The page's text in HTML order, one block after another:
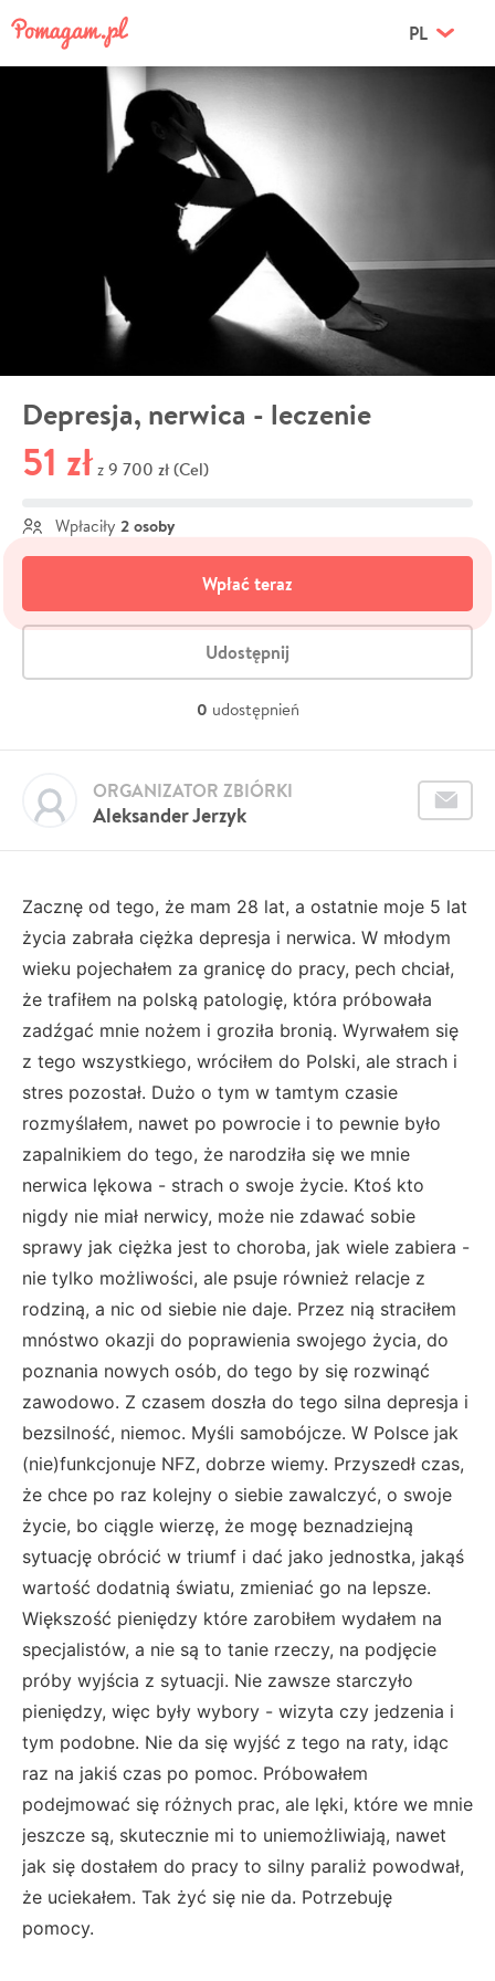
PL
Depresja, nerwica - leczenie
51 zł z 9 700 zł (Cel)
Wpłaciły 2 osoby
Wpłać teraz
Udostępnij
0 udostępnień
Aleksander Jerzyk
ORGANIZATOR ZBIÓRKI
Zacznę od tego, że mam 28 lat, a ostatnie moje 5 lat
życia zabrała ciężka depresja i nerwica. W młodym
wieku pojechałem za granicę do pracy, pech chciał,
że trafiłem na polską patologię, która próbowała
zadźgać mnie nożem i groziła bronią. Wyrwałem się
z tego wszystkiego, wróciłem do Polski, ale strach i
stres pozostał. Dużo o tym w tamtym czasie
rozmyślałem, nawet po powrocie i to pewnie było
zapalnikiem do tego, że narodziła się we mnie
nerwica lękowa - strach o swoje życie. Ktoś kto
nigdy nie miał nerwicy, może nie zdawać sobie
sprawy jak ciężka jest to choroba, jak wiele zabiera -
nie tylko możliwości, ale psuje również relacje z
rodziną, a nic od siebie nie daje. Przez nią straciłem
mnóstwo okazji do poprawienia swojego życia, do
poznania nowych osób, do tego by się rozwinąć
zawodowo. Z czasem doszła do tego silna depresja i
bezsilność, niemoc. Myśli samobójcze. W Polsce jak
(nie)funkcjonuje NFZ, dobrze wiemy. Przyszedł czas,
że chce po raz kolejny o siebie zawalczyć, o swoje
życie, bo ciągle wierzę, że mogę beznadziejną
sytuację obrócić w triumf i dać jako jednostka, jakąś
wartość dodatnią światu, zmieniać go na lepsze.
Większość pieniędzy które zarobiłem wydałem na
specjalistów, a nie są to tanie rzeczy, na podjęcie
próby wyjścia z sytuacji. Nie zawsze starczyło
pieniędzy, więc były wybory - wizyta czy jedzenia i
tym podobne. Nie da się wyjść z tego na raty, idąc
raz na jakiś czas po pomoc. Próbowałem
podejmować się różnych prac, ale lęki, które we mnie
jeszcze są, skutecznie mi to uniemożliwiają, nawet
jak się dostałem do pracy to silny paraliż powodwał,
że uciekałem. Tak żyć się nie da. Potrzebuję
pomocy.